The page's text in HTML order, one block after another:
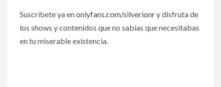
Suscríbete ya enonlyfans.com/silverionry disfruta de
los shows y contenidos que no sabías que necesitabas
en tu miserable existencia.